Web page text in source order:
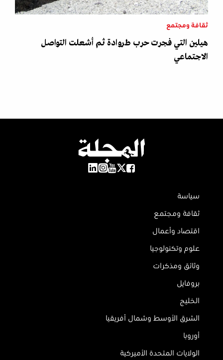
ثقافة ومجتمع
هيلين التي فجرت حرب طروادة ثم أشعلت التواصل
الاجتماعي
سياسة
ثقافة ومجتمع
اقتصاد وأعمال
علوم وتكنولوجيا
وثائق ومذكرات
بروفايل
الخليج
الشرق الأوسط وشمال أفريقيا
أوروبا
الولايات المتحدة الأميركية